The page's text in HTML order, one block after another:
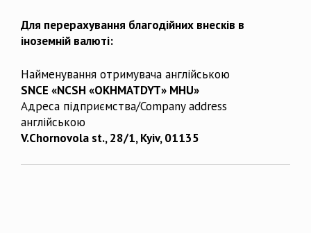
Для перерахування благодійних внесків в
іноземній валюті:
Найменування отримувача англійською
SNCE «NCSH «OKHMATDYT» MHU»
Адреса підприємства/Company address
англійською
V.Chornovola st., 28/1, Kyiv, 01135